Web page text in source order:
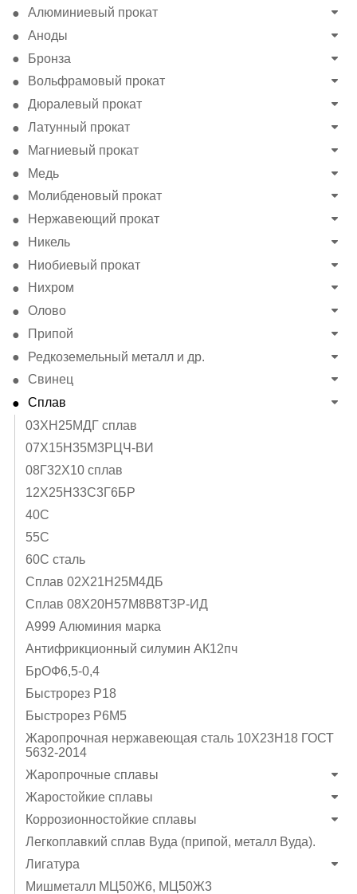
Алюминиевый прокат
Аноды
Бронза
Вольфрамовый прокат
Дюралевый прокат
Латунный прокат
Магниевый прокат
Медь
Молибденовый прокат
Нержавеющий прокат
Никель
Ниобиевый прокат
Нихром
Олово
Припой
Редкоземельный металл и др.
Свинец
Сплав
03ХН25МДГ сплав
07Х15Н35М3РЦЧ-ВИ
08Г32Х10 сплав
12Х25Н33С3Г6БР
40C
55С
60С сталь
Cплав 02Х21Н25М4ДБ
Cплав 08Х20Н57М8В8Т3Р-ИД
А999 Алюминия марка
Антифрикционный силумин АК12пч
БрОФ6,5-0,4
Быстрорез Р18
Быстрорез Р6М5
Жаропрочная нержавеющая сталь 10Х23Н18 ГОСТ
5632-2014
Жаропрочные сплавы
Жаростойкие сплавы
Коррозионностойкие сплавы
Легкоплавкий сплав Вуда (припой, металл Вуда).
Лигатура
Мишметалл МЦ50Ж6, МЦ50Ж3